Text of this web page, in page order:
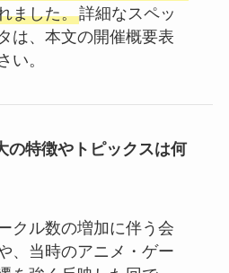
ました。詳細なスペッ
は、本文の開催概要表
い。
の特徴やトピックスは何
クル数の増加に伴う会
、当時のアニメ・ゲー